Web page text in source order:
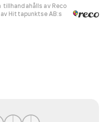
tillhandahålls av Reco
Hittapunktse AB:s